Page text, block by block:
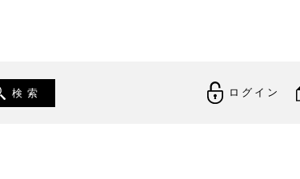
検 索 ログイン